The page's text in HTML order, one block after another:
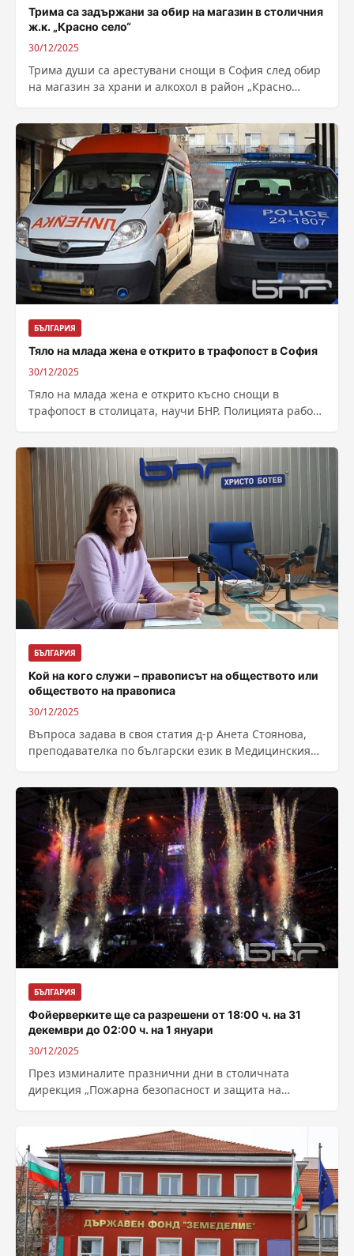
Трима са задържани за обир на магазин в столичния
ж.к. „Красно село“
30/12/2025
Трима души са арестувани снощи в София след обир
на магазин за храни и алкохол в район „Красно
БЪЛГАРИЯ
Тяло на млада жена е открито в трафопост в София
30/12/2025
Тяло на млада жена е открито късно снощи в
трафопост в столицата, научи БНР. Полицията работи
БЪЛГАРИЯ
Кой на кого служи – правописът на обществото или
обществото на правописа
30/12/2025
Въпроса задава в своя статия д-р Анета Стоянова,
преподавателка по български език в Медицинския
БЪЛГАРИЯ
Фойерверките ще са разрешени от 18:00 ч. на 31
декември до 02:00 ч. на 1 януари
30/12/2025
През изминалите празнични дни в столичната
дирекция „Пожарна безопасност и защита на